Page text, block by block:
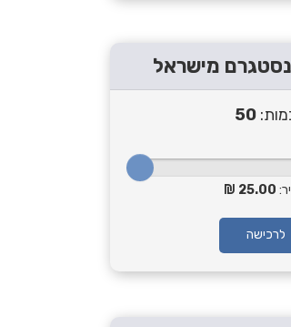
מישראל
50
25.00
לרכישה